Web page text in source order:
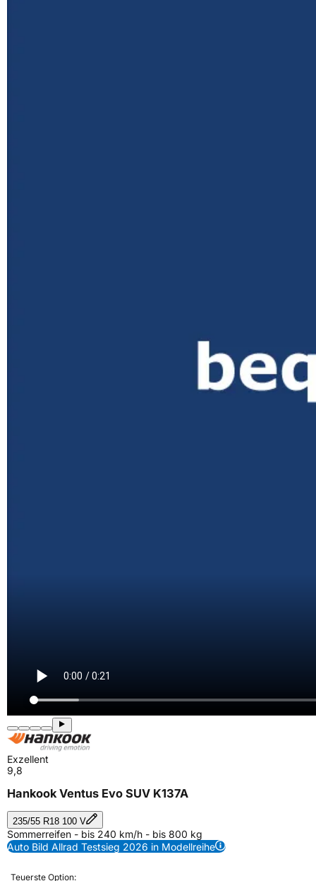
Exzellent
9,8
Hankook Ventus Evo SUV K137A
235/55 R18 100 V
Sommerreifen - bis 240 km/h - bis 800 kg
Auto Bild Allrad Testsieg 2026 in Modellreihe
Teuerste Option: